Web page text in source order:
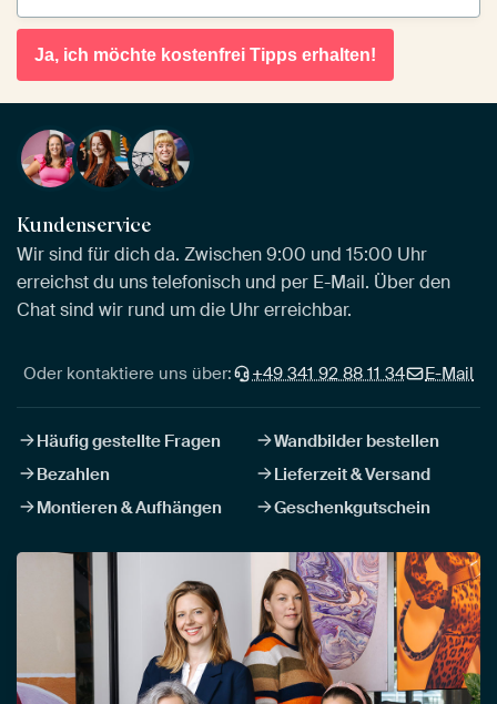
Ja, ich möchte kostenfrei Tipps erhalten!
Kundenservice
Wir sind für dich da. Zwischen 9:00 und 15:00 Uhr
erreichst du uns telefonisch und per E-Mail. Über den
Chat sind wir rund um die Uhr erreichbar.
Oder kontaktiere uns über: +49 341 92 88 11 34 E-Mail
Häufig gestellte Fragen
Wandbilder bestellen
Bezahlen
Lieferzeit & Versand
Montieren & Aufhängen
Geschenkgutschein